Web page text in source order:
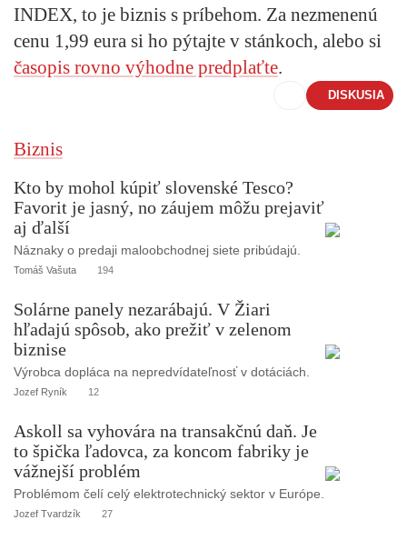
INDEX, to je biznis s príbehom. Za nezmenenú
cenu 1,99 eura si ho pýtajte v stánkoch, alebo si
časopis rovno výhodne predplaťte.
DISKUSIA
Biznis
Kto by mohol kúpiť slovenské Tesco?
Favorit je jasný, no záujem môžu prejaviť
aj ďalší
Náznaky o predaji maloobchodnej siete pribúdajú.
Tomáš Vašuta 194
Solárne panely nezarábajú. V Žiari
hľadajú spôsob, ako prežiť v zelenom
biznise
Výrobca dopláca na nepredvídateľnosť v dotáciách.
Jozef Ryník 12
Askoll sa vyhovára na transakčnú daň. Je
to špička ľadovca, za koncom fabriky je
vážnejší problém
Problémom čelí celý elektrotechnický sektor v Európe.
Jozef Tvardzík 27